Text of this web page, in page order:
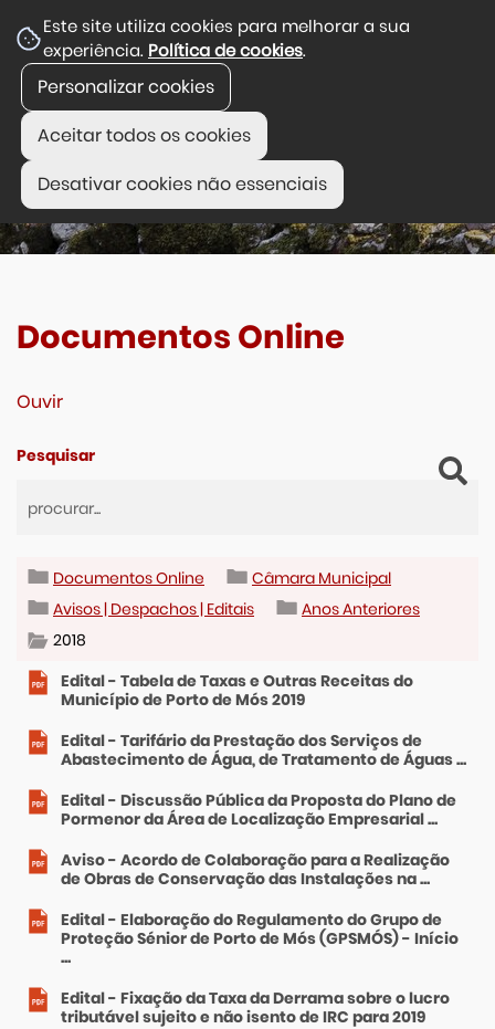
Este site utiliza cookies para melhorar a sua
experiência. Política de cookies.
Personalizar cookies
Aceitar todos os cookies
Desativar cookies não essenciais
Documentos Online
Ouvir
Pesquisar
Documentos Online
Câmara Municipal
Avisos | Despachos | Editais
Anos Anteriores
2018
Edital - Tabela de Taxas e Outras Receitas do
Município de Porto de Mós 2019
Edital - Tarifário da Prestação dos Serviços de
Abastecimento de Água, de Tratamento de Águas ...
Edital - Discussão Pública da Proposta do Plano de
Pormenor da Área de Localização Empresarial ...
Aviso - Acordo de Colaboração para a Realização
de Obras de Conservação das Instalações na ...
Edital - Elaboração do Regulamento do Grupo de
Proteção Sénior de Porto de Mós (GPSMÓS) - Início
...
Edital - Fixação da Taxa da Derrama sobre o lucro
tributável sujeito e não isento de IRC para 2019